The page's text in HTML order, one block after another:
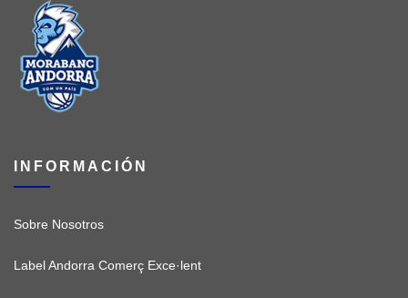
INFORMACIÓN
Sobre Nosotros
Label Andorra Comerç Exce·lent